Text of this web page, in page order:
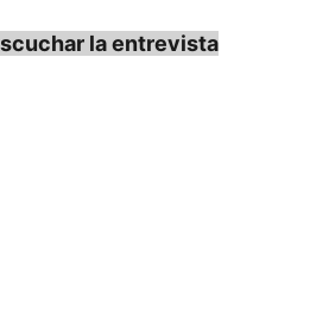
la entrevista